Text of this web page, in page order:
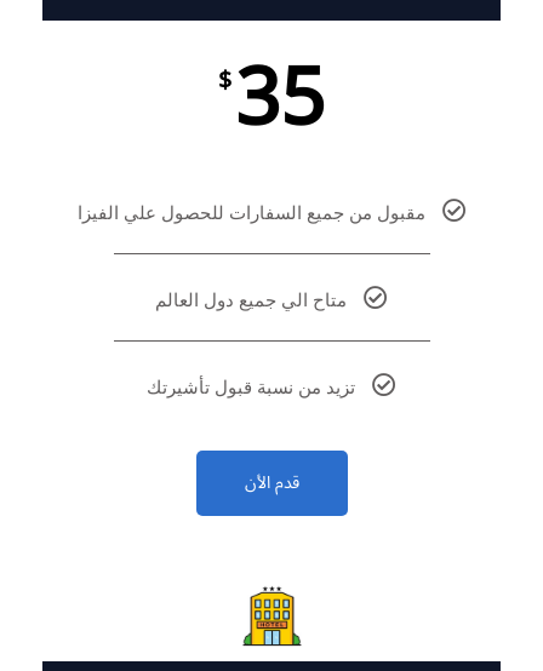
35
$
مقبول من جميع السفارات للحصول علي الفيزا
متاح الي جميع دول العالم
تزيد من نسبة قبول تأشيرتك
قدم الأن